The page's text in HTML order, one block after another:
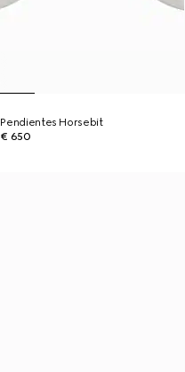
Pendientes Horsebit
€ 650